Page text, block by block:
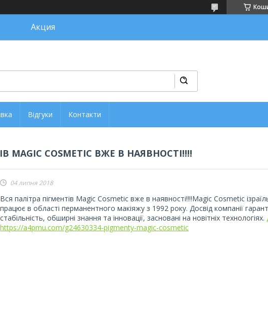
Акция
Відгуки Контакти
MAGIC COSMETIC ВЖЕ В НАЯВНОСТІ!!!!
04 липня 2018
Вся палітра пігментів Magic Cosmetic вже в наявності!!!!Magic Cosmetic
працює в області перманентного макіяжу з 1992 року. Досвід компанії
стабільність, обширні знання та інновації, засновані на новітніх технологіях.
https://a4pmu.com/g24630334-pigmenty-magic-cosmetic